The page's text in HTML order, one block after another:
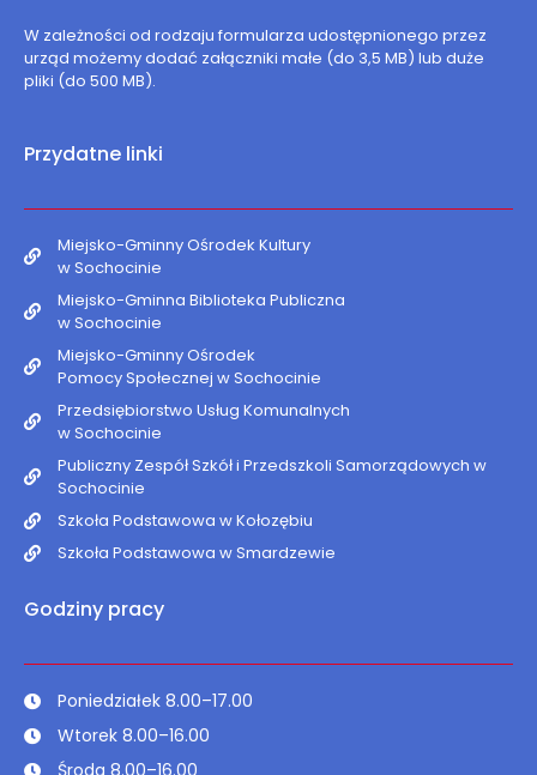
W zależności od rodzaju formularza udostępnionego przez
urząd możemy dodać załączniki małe (do 3,5 MB) lub duże
pliki (do 500 MB).
Przydatne linki
Miejsko-Gminny Ośrodek Kultury
w Sochocinie
Miejsko-Gminna Biblioteka Publiczna
w Sochocinie
Miejsko-Gminny Ośrodek
Pomocy Społecznej w Sochocinie
Przedsiębiorstwo Usług Komunalnych
w Sochocinie
Publiczny Zespół Szkół i Przedszkoli Samorządowych w
Sochocinie
Szkoła Podstawowa w Kołozębiu
Szkoła Podstawowa w Smardzewie
Godziny pracy
Poniedziałek 8.00–17.00
Wtorek 8.00–16.00